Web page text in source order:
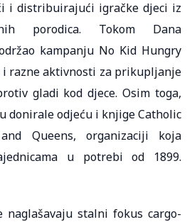
i distribuirajući igračke djeci iz
porodica. Tokom Dana
kampanju No Kid Hungry
razne aktivnosti za prikupljanje
gladi kod djece. Osim toga,
donirale odjeću i knjige Catholic
Queens, organizaciji koja
u potrebi od 1899.
naglašavaju stalni fokus cargo-